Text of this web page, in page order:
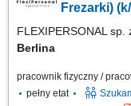
Frezarki)
FLEXIPERSONAL sp.
Berlina
pracownik fizyczny /
pełny etat